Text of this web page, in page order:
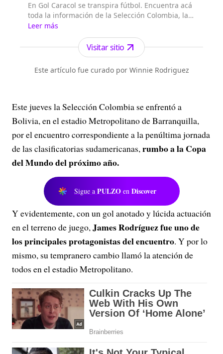
En Gol Caracol se transpira fútbol. Encuentra acá
toda la información de la Selección Colombia, las
figuras a nivel internacional, lo mejor de la Liga
colombiana y el seguimiento del balompié
internacional.
Leer más
Visitar sitio
Este artículo fue curado por Winnie Rodriguez
Este jueves la Selección Colombia se enfrentó a
Bolivia, en el estadio Metropolitano de Barranquilla,
por el encuentro correspondiente a la penúltima jornada
de las clasificatorias sudamericanas,rumbo a la Copa
del Mundo del próximo año.
Sigue a PULZO en Discover
Y evidentemente, con un gol anotado y lúcida actuación
en el terreno de juego,James Rodríguez fue uno de
los principales protagonistas del encuentro. Y por lo
mismo, su tempranero cambio llamó la atención de
todos en el estadio Metropolitano.